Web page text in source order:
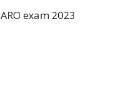
exam 2023